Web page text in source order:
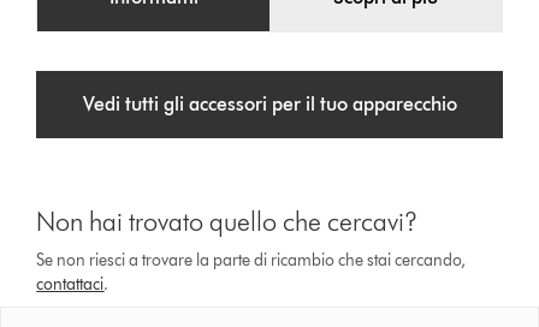
Vedi tutti gli accessori per il tuo apparecchio
Non hai trovato quello che cercavi?
Se non riesci a trovare la parte di ricambio che stai cercando,
contattaci.